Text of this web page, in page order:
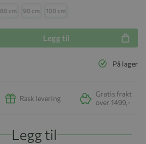
80 cm 90 cm 100 cm
Legg til
På lager
Rask levering
Gratis frakt
over 1499,-
Legg til